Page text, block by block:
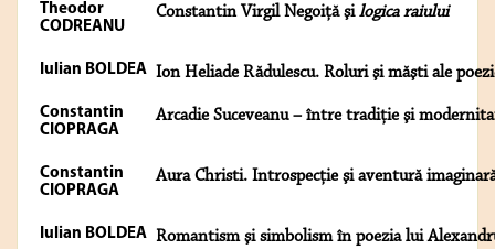
Theodor
CODREANU
Constantin Virgil Negoiţă şilogica raiului
Iulian BOLDEA Ion Heliade Rădulescu. Roluri şi măşti ale
Constantin
CIOPRAGA
Arcadie Suceveanu – între tradiţie şi
Constantin
CIOPRAGA
Aura Christi. Introspecţie şi aventură
Iulian BOLDEA Romantism şi simbolism în poezia lui